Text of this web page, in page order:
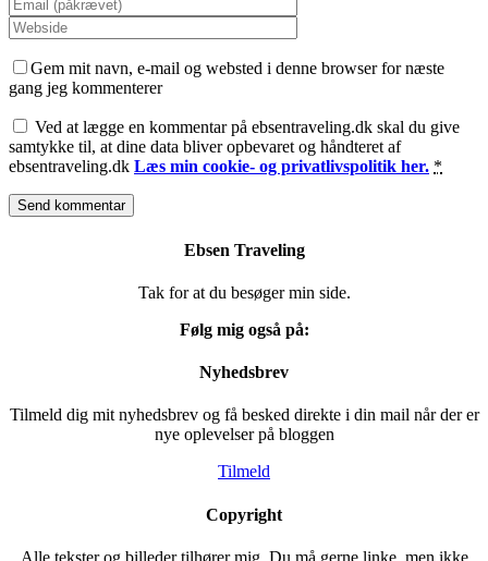
Gem mit navn, e-mail og websted i denne browser for næste
gang jeg kommenterer
Ved at lægge en kommentar på ebsentraveling.dk skal du give
samtykke til, at dine data bliver opbevaret og håndteret af
ebsentraveling.dk Læs min cookie- og privatlivspolitik her. *
Ebsen Traveling
Tak for at du besøger min side.
Følg mig også på:
Nyhedsbrev
Tilmeld dig mit nyhedsbrev og få besked direkte i din mail når der er
nye oplevelser på bloggen
Tilmeld
Copyright
Alle tekster og billeder tilhører mig. Du må gerne linke, men ikke